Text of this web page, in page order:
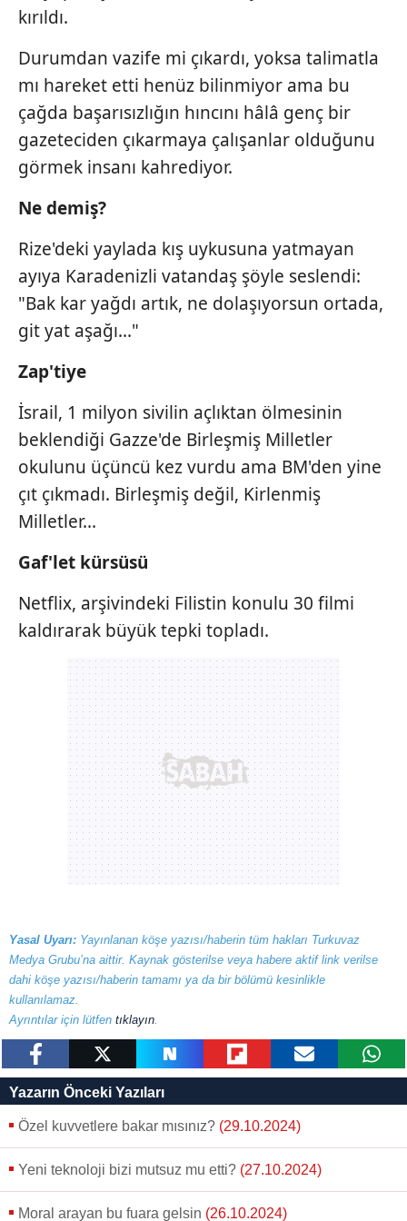
kırıldı.
Durumdan vazife mi çıkardı, yoksa talimatla
mı hareket etti henüz bilinmiyor ama bu
çağda başarısızlığın hıncını hâlâ genç bir
gazeteciden çıkarmaya çalışanlar olduğunu
görmek insanı kahrediyor.
Ne demiş?
Rize'deki yaylada kış uykusuna yatmayan
ayıya Karadenizli vatandaş şöyle seslendi:
"Bak kar yağdı artık, ne dolaşıyorsun ortada,
git yat aşağı..."
Zap'tiye
İsrail, 1 milyon sivilin açlıktan ölmesinin
beklendiği Gazze'de Birleşmiş Milletler
okulunu üçüncü kez vurdu ama BM'den yine
çıt çıkmadı. Birleşmiş değil, Kirlenmiş
Milletler...
Gaf'let kürsüsü
Netflix, arşivindeki Filistin konulu 30 filmi
kaldırarak büyük tepki topladı.
Yasal Uyarı: Yayınlanan köşe yazısı/haberin tüm hakları Turkuvaz
Medya Grubu’na aittir. Kaynak gösterilse veya habere aktif link verilse
dahi köşe yazısı/haberin tamamı ya da bir bölümü kesinlikle
kullanılamaz.
Ayrıntılar için lütfen tıklayın.
Yazarın Önceki Yazıları
Özel kuvvetlere bakar mısınız? (29.10.2024)
Yeni teknoloji bizi mutsuz mu etti? (27.10.2024)
Moral arayan bu fuara gelsin (26.10.2024)